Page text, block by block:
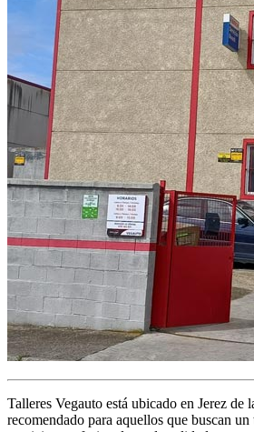
Talleres Vegauto está ubicado en Jerez de
recomendado para aquellos que buscan